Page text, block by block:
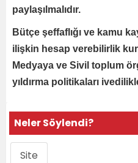
paylaşılmalıdır.
Bütçe şeffaflığı ve kamu
ilişkin hesap verebilirlik
Medyaya ve Sivil toplum
yıldırma politikaları
Neler Söylendi?
Site